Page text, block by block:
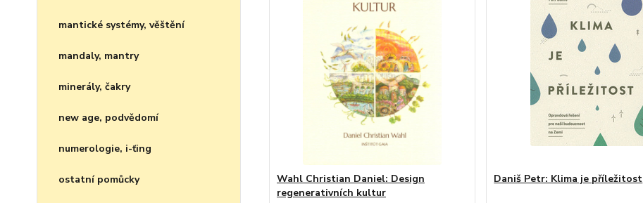
mantické systémy, věštění
mandaly, mantry
minerály, čakry
new age, podvědomí
numerologie, i-ťing
ostatní pomůcky
Wahl Christian Daniel: Design
regenerativních kultur
Daniš Petr: Klima je příležitost